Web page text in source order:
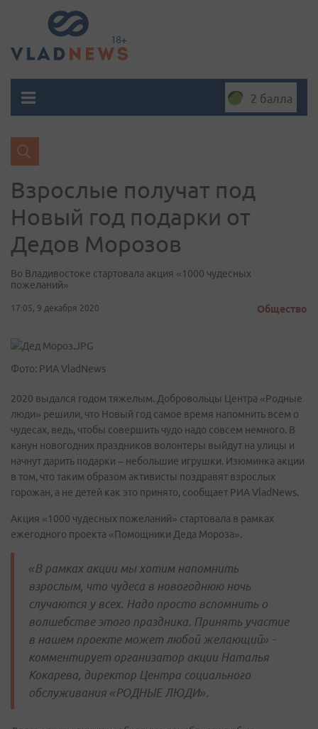
2 балла
Взрослые получат под
Новый год подарки от
Дедов Морозов
Во Владивостоке стартовала акция «1000 чудесных
пожеланий»
17:05, 9 декабря 2020 Общество
Фото: РИА VladNews
2020 выдался годом тяжелым. Добровольцы Центра «Родные
люди» решили, что Новый год самое время напомнить всем о
чудесах, ведь, чтобы совершить чудо надо совсем немного. В
канун новогодних праздников волонтеры выйдут на улицы и
начнут дарить подарки – небольшие игрушки. Изюминка акции
в том, что таким образом активисты поздравят взрослых
горожан, а не детей как это принято, сообщает РИА VladNews.
Акция «1000 чудесных пожеланий» стартовала в рамках
ежегодного проекта «Помощники Деда Мороза».
«В рамках акции мы хотим напомнить
взрослым, что чудеса в новогоднюю ночь
случаются у всех. Надо просто вспомнить о
волшебстве этого праздника. Принять участие
в нашем проекте может любой желающий» -
комментирует организатор акции Наталья
Кокарева, директор Центра социального
обслуживания «РОДНЫЕ ЛЮДИ».